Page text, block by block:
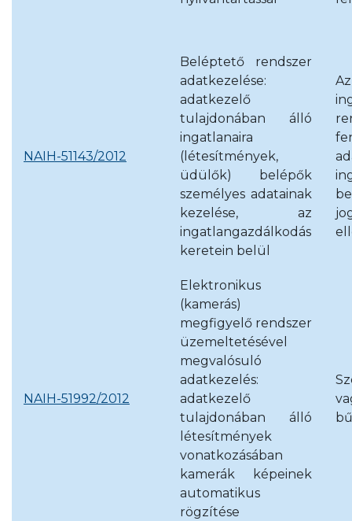
NAIH-51143/2012
Beléptető rendszer
adatkezelése:
adatkezelő
tulajdonában álló
ingatlanaira
(létesítmények,
üdülők) belépők
személyes adatainak
kezelése, az
ingatlangazdálkodás
keretein belül
Az
NAIH-51992/2012
Elektronikus
(kamerás)
megfigyelő rendszer
üzemeltetésével
megvalósuló
adatkezelés:
adatkezelő
tulajdonában álló
létesítmények
vonatkozásában
kamerák képeinek
automatikus
rögzítése